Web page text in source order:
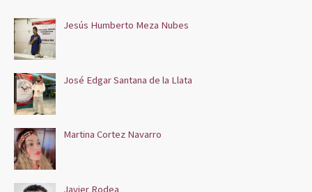
Jesús Humberto Meza Nubes
José Edgar Santana de la Llata
Martina Cortez Navarro